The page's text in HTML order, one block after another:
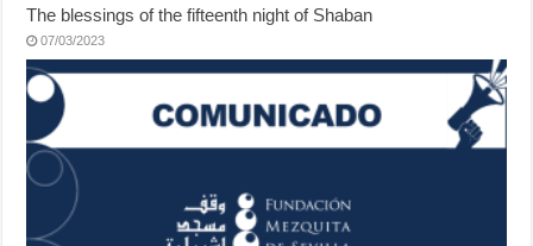
The blessings of the fifteenth night of Shaban
07/03/2023